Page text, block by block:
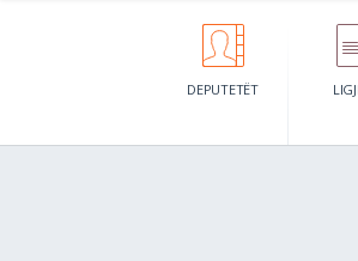
DEPUTETËT